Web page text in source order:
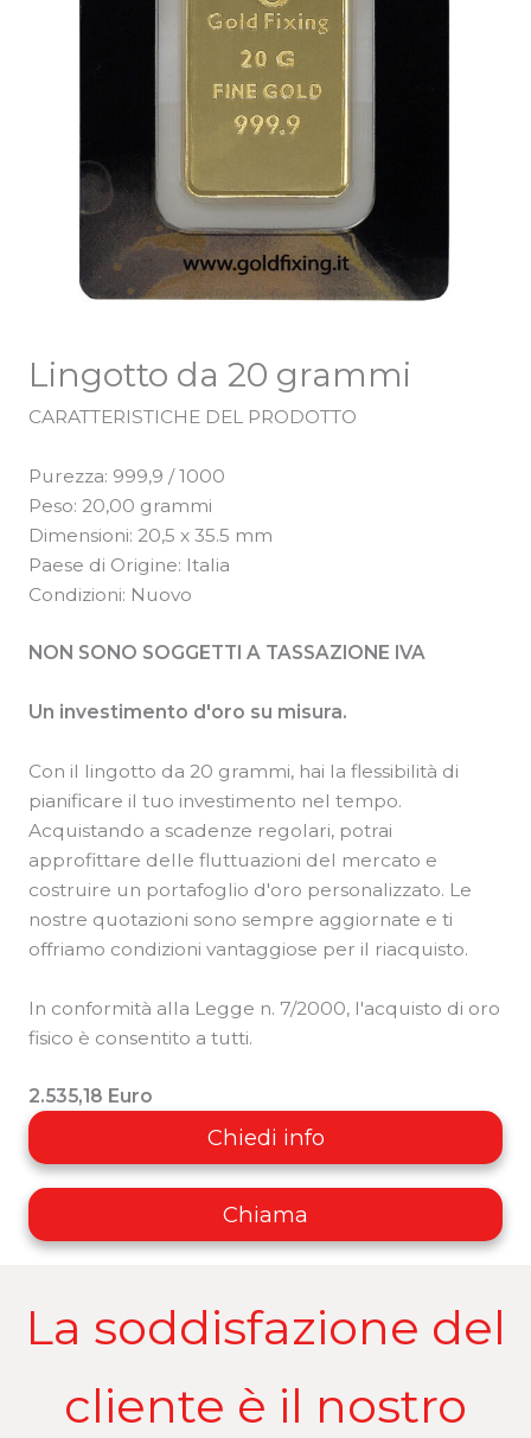
Lingotto da 20 grammi
CARATTERISTICHE DEL PRODOTTO
Purezza: 999,9 / 1000
Peso: 20,00 grammi
Dimensioni: 20,5 x 35.5 mm
Paese di Origine: Italia
Condizioni: Nuovo
NON SONO SOGGETTI A TASSAZIONE IVA
Un investimento d'oro su misura.
Con il lingotto da 20 grammi, hai la flessibilità di
pianificare il tuo investimento nel tempo.
Acquistando a scadenze regolari, potrai
approfittare delle fluttuazioni del mercato e
costruire un portafoglio d'oro personalizzato. Le
nostre quotazioni sono sempre aggiornate e ti
offriamo condizioni vantaggiose per il riacquisto.
In conformità alla Legge n. 7/2000, l'acquisto di oro
fisico è consentito a tutti.
2.535,18 Euro
Chiedi info
Chiama
La soddisfazione del
cliente è il nostro